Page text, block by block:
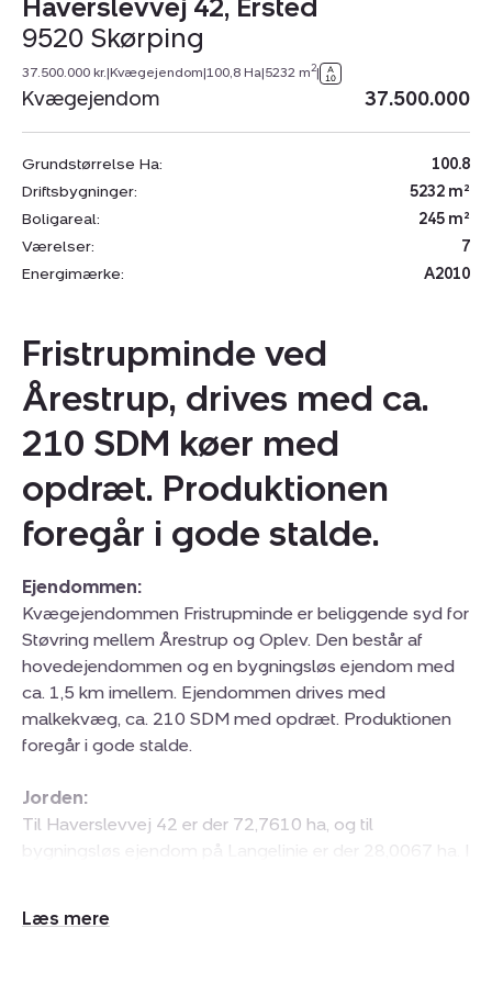
Haverslevvej 42, Ersted
9520 Skørping
37.500.000 kr.|Kvægejendom|100,8 Ha|5232 m2|
Kvægejendom 37.500.000
Grundstørrelse Ha:
100.8
Driftsbygninger:
5232 m²
Boligareal:
245 m²
Værelser:
7
Energimærke:
A2010
Fristrupminde ved
Årestrup, drives med ca.
210 SDM køer med
opdræt. Produktionen
foregår i gode stalde.
Ejendommen:
Kvægejendommen Fristrupminde er beliggende syd for
Støvring mellem Årestrup og Oplev. Den består af
hovedejendommen og en bygningsløs ejendom med
ca. 1,5 km imellem. Ejendommen drives med
malkekvæg, ca. 210 SDM med opdræt. Produktionen
foregår i gode stalde.
Jorden:
Til Haverslevvej 42 er der 72,7610 ha, og til
bygningsløs ejendom på Langelinie er der 28,0067 ha. I
MVJ aftale. Det resterende areal er bygningsparcel mm.